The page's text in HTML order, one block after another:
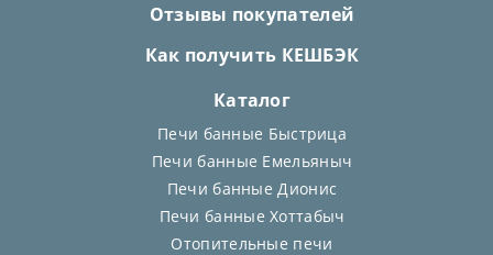
Отзывы покупателей
Как получить КЕШБЭК
Каталог
Печи банные Быстрица
Печи банные Емельяныч
Печи банные Дионис
Печи банные Хоттабыч
Отопительные печи